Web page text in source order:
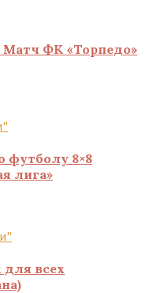
Матч ФК «Торпедо»
футболу 8×8
лига»
всех